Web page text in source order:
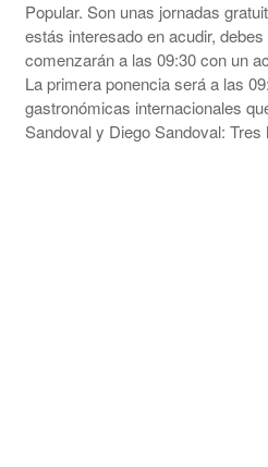
Popular. Son unas jornadas
estás interesado en acudir,
comenzarán a las 09:30 con un
La primera ponencia será a las
gastronómicas internacionales
Sandoval y Diego Sandoval: